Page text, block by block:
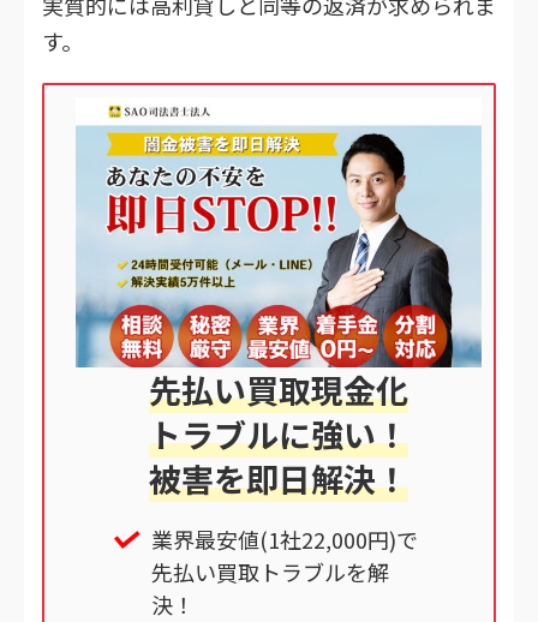
す。
先払い買取現金化
トラブルに強い！
被害を即日解決！
業界最安値(1社22,000円)で
先払い買取トラブルを解
決！